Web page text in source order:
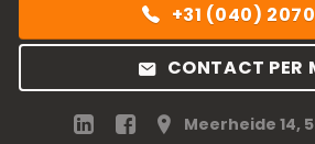
+31 (040)
CONTACT PER
Meerheide 14,